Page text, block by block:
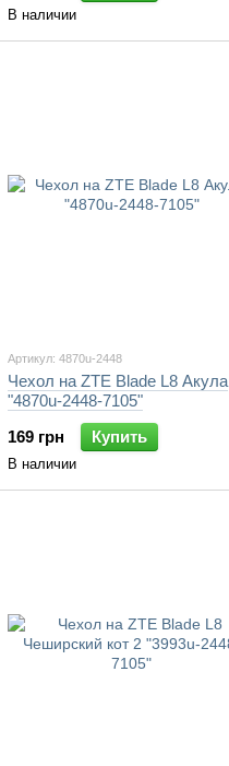
В наличии
Артикул: 4870u-2448
Чехол на ZTE Blade L8 Акула
"4870u-2448-7105"
169 грн
Купить
В наличии